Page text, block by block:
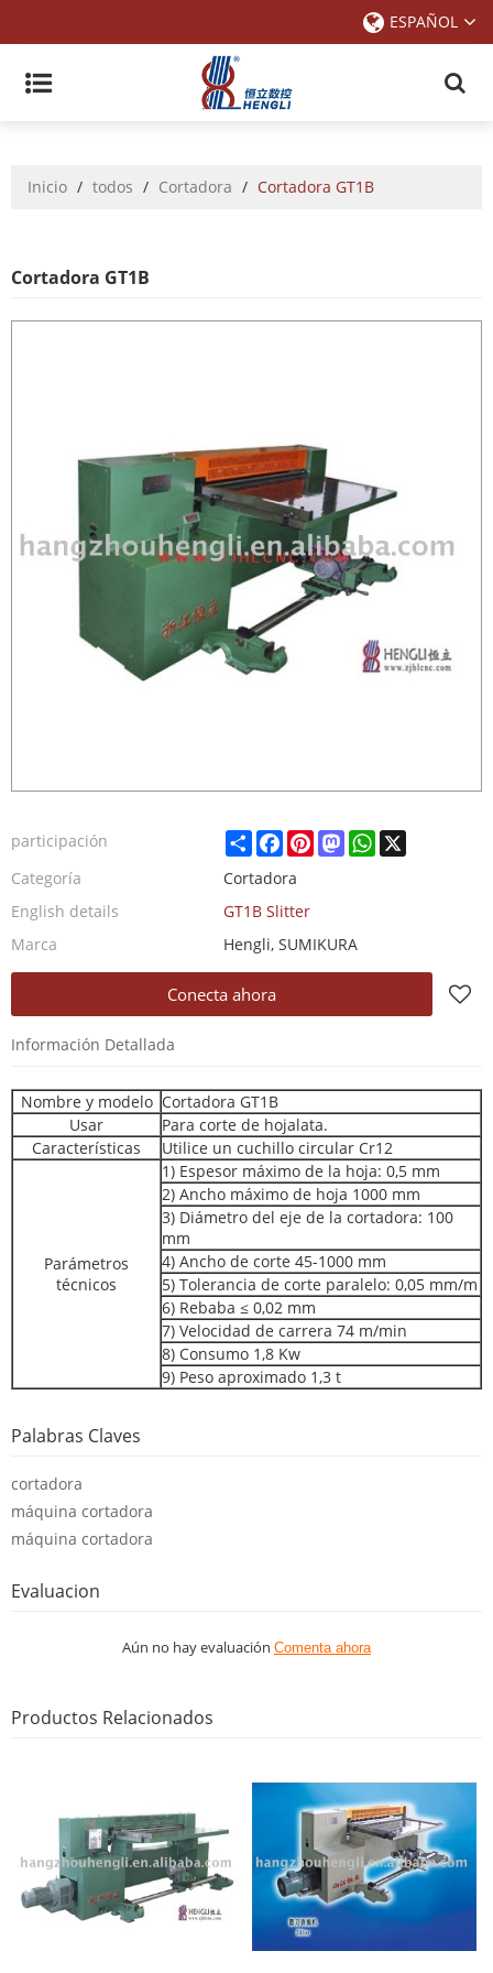
ESPAÑOL
Inicio / todos / Cortadora / Cortadora GT1B
Cortadora GT1B
participación ShareFacebook
PinterestMastodonWhatsApp
X
Categoría
Cortadora
English details
GT1B Slitter
Marca
Hengli, SUMIKURA
Conecta ahora
Información Detallada
Nombre y modelo Cortadora GT1B
Usar
Para corte de hojalata.
Características
Utilice un cuchillo circular Cr12
Parámetros
técnicos
1) Espesor máximo de la hoja: 0,5 mm
2) Ancho máximo de hoja 1000 mm
3) Diámetro del eje de la cortadora: 100
mm
4) Ancho de corte 45-1000 mm
5) Tolerancia de corte paralelo: 0,05 mm/m
6) Rebaba ≤ 0,02 mm
7) Velocidad de carrera 74 m/min
8) Consumo 1,8 Kw
9) Peso aproximado 1,3 t
Palabras Claves
cortadora
máquina cortadora
máquina cortadora
Evaluacion
Aún no hay evaluación Comenta ahora
Productos Relacionados